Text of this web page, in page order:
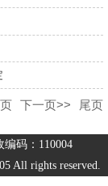
下一页>> 尾页
码：110004
rights reserved.